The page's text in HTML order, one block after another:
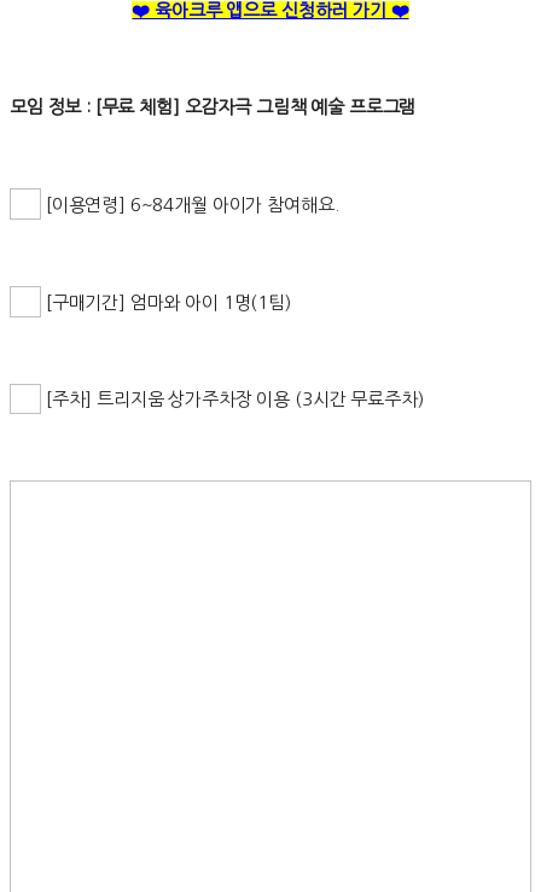
❤️ 육아크루 앱으로 신청하러 가기 ❤️
모임 정보 : [무료 체험] 오감자극 그림책 예술 프로그램
[이용연령] 6~84개월 아이가 참여해요.
[구매기간] 엄마와 아이 1명(1팀)
[주차] 트리지움 상가주차장 이용 (3시간 무료주차)